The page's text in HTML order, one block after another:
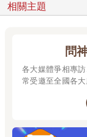
相關主題
問
各大媒體爭相專
常受邀至全國各